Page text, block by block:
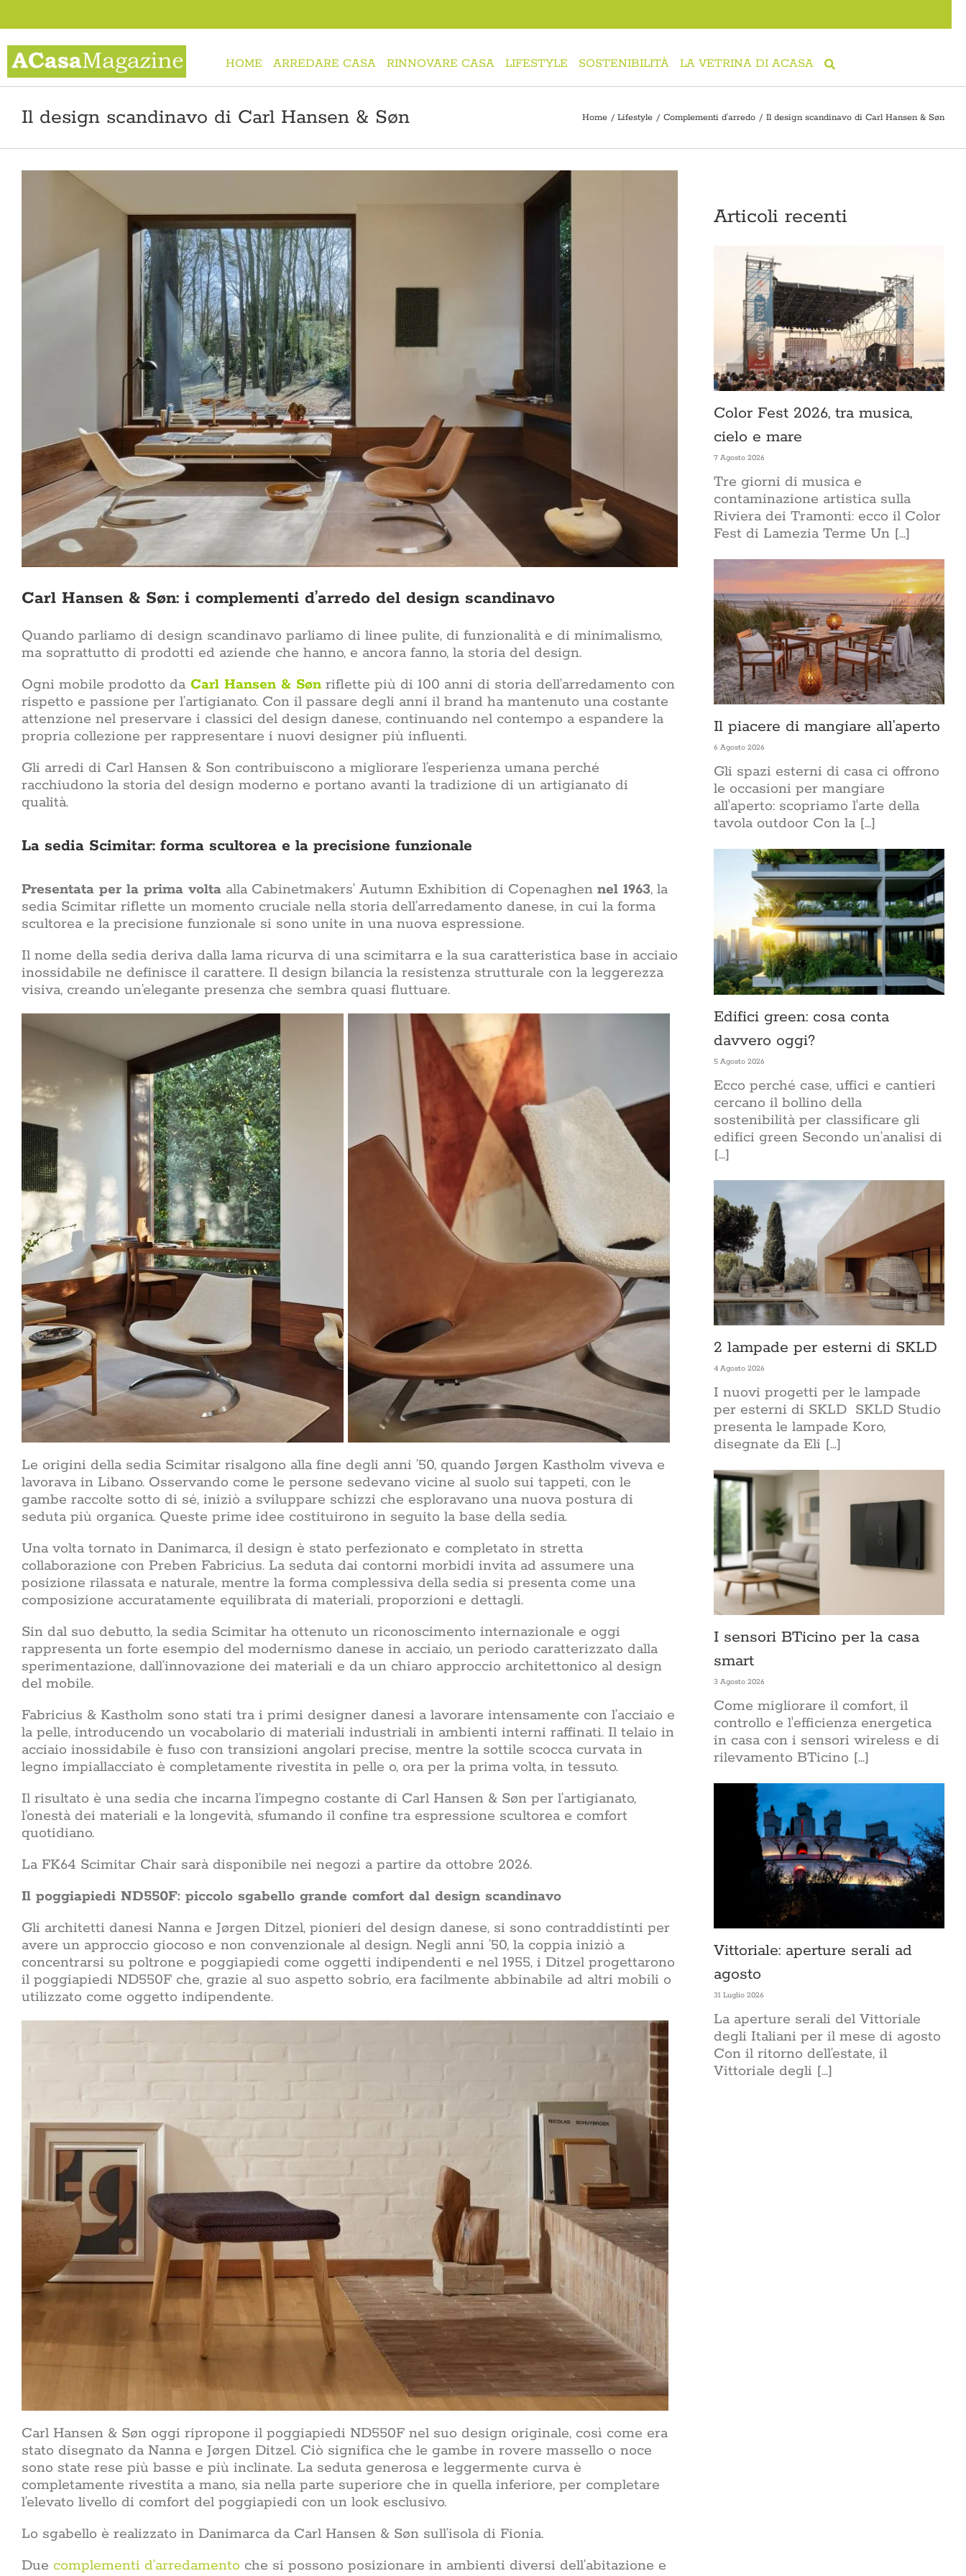
al
contenuto
HOME ARREDARE CASA RINNOVARE CASA LIFESTYLE SOSTENIBILITÀ LA VETRINA DI ACASA
Il design scandinavo di Carl Hansen & Søn Home Lifestyle Complementi d'arredo Il design scandinavo di Carl Hansen & Søn
Carl Hansen & Søn: i complementi d’arredo del design scandinavo
Quando parliamo di design scandinavo parliamo di linee pulite, di funzionalità e di minimalismo,
ma soprattutto di prodotti ed aziende che hanno, e ancora fanno, la storia del design.
Ogni mobile prodotto da Carl Hansen & Søn riflette più di 100 anni di storia dell’arredamento con
rispetto e passione per l’artigianato. Con il passare degli anni il brand ha mantenuto una costante
attenzione nel preservare i classici del design danese, continuando nel contempo a espandere la
propria collezione per rappresentare i nuovi designer più influenti.
Gli arredi di Carl Hansen & Son contribuiscono a migliorare l’esperienza umana perché
racchiudono la storia del design moderno e portano avanti la tradizione di un artigianato di
qualità.
La sedia Scimitar: forma scultorea e la precisione funzionale
Presentata per la prima volta alla Cabinetmakers’ Autumn Exhibition di Copenaghen nel 1963, la
sedia Scimitar riflette un momento cruciale nella storia dell’arredamento danese, in cui la forma
scultorea e la precisione funzionale si sono unite in una nuova espressione.
Il nome della sedia deriva dalla lama ricurva di una scimitarra e la sua caratteristica base in acciaio
inossidabile ne definisce il carattere. Il design bilancia la resistenza strutturale con la leggerezza
visiva, creando un’elegante presenza che sembra quasi fluttuare.
Le origini della sedia Scimitar risalgono alla fine degli anni ’50, quando Jørgen Kastholm viveva e
lavorava in Libano. Osservando come le persone sedevano vicine al suolo sui tappeti, con le
gambe raccolte sotto di sé, iniziò a sviluppare schizzi che esploravano una nuova postura di
seduta più organica. Queste prime idee costituirono in seguito la base della sedia.
Una volta tornato in Danimarca, il design è stato perfezionato e completato in stretta
collaborazione con Preben Fabricius. La seduta dai contorni morbidi invita ad assumere una
posizione rilassata e naturale, mentre la forma complessiva della sedia si presenta come una
composizione accuratamente equilibrata di materiali, proporzioni e dettagli.
Sin dal suo debutto, la sedia Scimitar ha ottenuto un riconoscimento internazionale e oggi
rappresenta un forte esempio del modernismo danese in acciaio, un periodo caratterizzato dalla
sperimentazione, dall’innovazione dei materiali e da un chiaro approccio architettonico al design
del mobile.
Fabricius & Kastholm sono stati tra i primi designer danesi a lavorare intensamente con l’acciaio e
la pelle, introducendo un vocabolario di materiali industriali in ambienti interni raffinati. Il telaio in
acciaio inossidabile è fuso con transizioni angolari precise, mentre la sottile scocca curvata in
legno impiallacciato è completamente rivestita in pelle o, ora per la prima volta, in tessuto.
Il risultato è una sedia che incarna l’impegno costante di Carl Hansen & Søn per l’artigianato,
l’onestà dei materiali e la longevità, sfumando il confine tra espressione scultorea e comfort
quotidiano.
La FK64 Scimitar Chair sarà disponibile nei negozi a partire da ottobre 2026.
Il poggiapiedi ND550F: piccolo sgabello grande comfort dal design scandinavo
Gli architetti danesi Nanna e Jørgen Ditzel, pionieri del design danese, si sono contraddistinti per
avere un approccio giocoso e non convenzionale al design. Negli anni ’50, la coppia iniziò a
concentrarsi su poltrone e poggiapiedi come oggetti indipendenti e nel 1955, i Ditzel progettarono
il poggiapiedi ND550F che, grazie al suo aspetto sobrio, era facilmente abbinabile ad altri mobili o
utilizzato come oggetto indipendente.
Carl Hansen & Søn oggi ripropone il poggiapiedi ND550F nel suo design originale, così come era
stato disegnato da Nanna e Jørgen Ditzel. Ciò significa che le gambe in rovere massello o noce
sono state rese più basse e più inclinate. La seduta generosa e leggermente curva è
completamente rivestita a mano, sia nella parte superiore che in quella inferiore, per completare
l’elevato livello di comfort del poggiapiedi con un look esclusivo.
Lo sgabello è realizzato in Danimarca da Carl Hansen & Søn sull’isola di Fionia.
Due complementi d’arredamento che si possono posizionare in ambienti diversi dell’abitazione e
Articoli recenti
Color Fest 2026, tra musica,
cielo e mare
7 Agosto 2026
Tre giorni di musica e
contaminazione artistica sulla
Riviera dei Tramonti: ecco il Color
Fest di Lamezia Terme Un [...]
Il piacere di mangiare all’aperto
6 Agosto 2026
Gli spazi esterni di casa ci offrono
le occasioni per mangiare
all'aperto: scopriamo l'arte della
tavola outdoor Con la [...]
Edifici green: cosa conta
davvero oggi?
5 Agosto 2026
Ecco perché case, uffici e cantieri
cercano il bollino della
sostenibilità per classificare gli
edifici green Secondo un’analisi di
[...]
2 lampade per esterni di SKLD
4 Agosto 2026
I nuovi progetti per le lampade
per esterni di SKLD SKLD Studio
presenta le lampade Koro,
disegnate da Eli [...]
I sensori BTicino per la casa
smart
3 Agosto 2026
Come migliorare il comfort, il
controllo e l'efficienza energetica
in casa con i sensori wireless e di
rilevamento BTicino [...]
Vittoriale: aperture serali ad
agosto
31 Luglio 2026
La aperture serali del Vittoriale
degli Italiani per il mese di agosto
Con il ritorno dell’estate, il
Vittoriale degli [...]